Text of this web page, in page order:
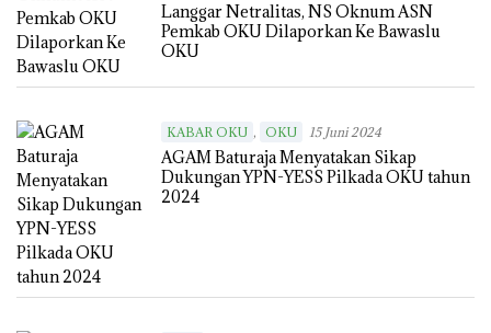
Langgar Netralitas, NS Oknum ASN
Pemkab OKU Dilaporkan Ke Bawaslu
OKU
KABAR OKU , OKU 15 Juni 2024
AGAM Baturaja Menyatakan Sikap
Dukungan YPN-YESS Pilkada OKU tahun
2024